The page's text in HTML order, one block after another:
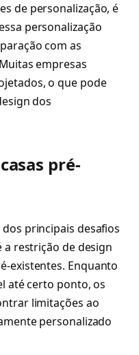
de personalização, é
personalização
com as
empresas
o que pode
dos
pré-
dos principais desafios
a restrição de design
existentes. Enquanto
até certo ponto, os
limitações ao
personalizado